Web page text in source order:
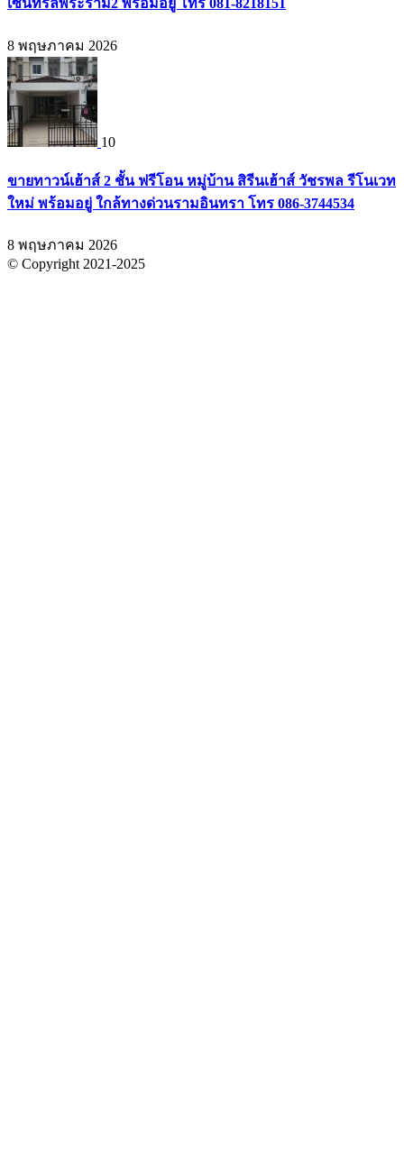
เซ็นทรัลพระราม2 พร้อมอยู่ โทร 081-8218151
8 พฤษภาคม 2026
10
ขายทาวน์เฮ้าส์ 2 ชั้น ฟรีโอน หมู่บ้าน สิรีนเฮ้าส์ วัชรพล รีโนเวท
ใหม่ พร้อมอยู่ ใกล้ทางด่วนรามอินทรา โทร 086-3744534
8 พฤษภาคม 2026
© Copyright 2021-2025